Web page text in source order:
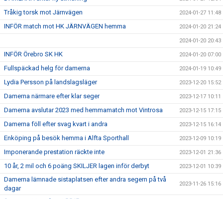
Tråkig torsk mot Järnvägen 2024-01-27 11:48
INFÖR match mot HK JÄRNVÄGEN hemma 2024-01-20 21:24
2024-01-20 20:43
INFÖR Örebro SK HK 2024-01-20 07:00
Fullspäckad helg för damerna 2024-01-19 10:49
Lydia Persson på landslagsläger 2023-12-20 15:52
Damerna närmare efter klar seger 2023-12-17 10:11
Damerna avslutar 2023 med hemmamatch mot Vintrosa 2023-12-15 17:15
Damerna föll efter svag kvart i andra 2023-12-15 16:14
Enköping på besök hemma i Alfta Sporthall 2023-12-09 10:19
Imponerande prestation räckte inte 2023-12-01 21:36
10 år, 2 mil och 6 poäng SKILJER lagen inför derbyt 2023-12-01 10:39
Damerna lämnade sistaplatsen efter andra segern på två
dagar
2023-11-26 15:16